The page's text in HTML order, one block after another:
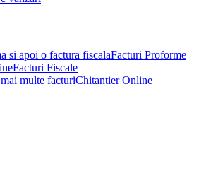
Facturi Proforme
Facturi Fiscale
Chitantier Online